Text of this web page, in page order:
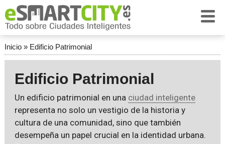
Inicio» Edificio Patrimonial
Edificio Patrimonial
Un edificio patrimonial en una ciudad inteligente
representa no solo un vestigio de la historia y
cultura de una comunidad, sino que también
desempeña un papel crucial en la identidad urbana.